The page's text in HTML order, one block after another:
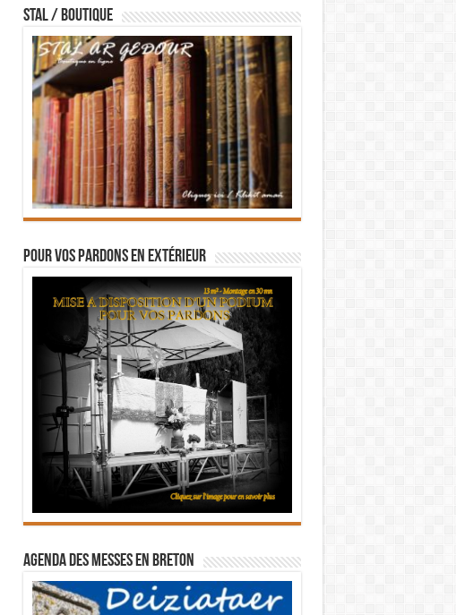
STAL / BOUTIQUE
Pour vos pardons en extérieur
Agenda des messes en breton